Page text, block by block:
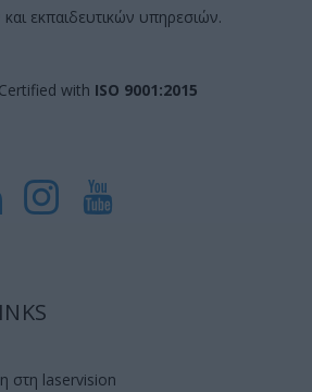
εκπαιδευτικών υπηρεσιών.
Certified with ISO 9001:2015
στη laservision